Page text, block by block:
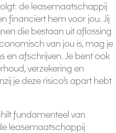
de leasemaatschappij
financiert hem voor jou. Jij
die bestaan uit aflossing
van jou is, mag je
en afschrijven. Je bent ook
verzekering en
je deze risico’s apart hebt
fundamenteel van
leasemaatschappij